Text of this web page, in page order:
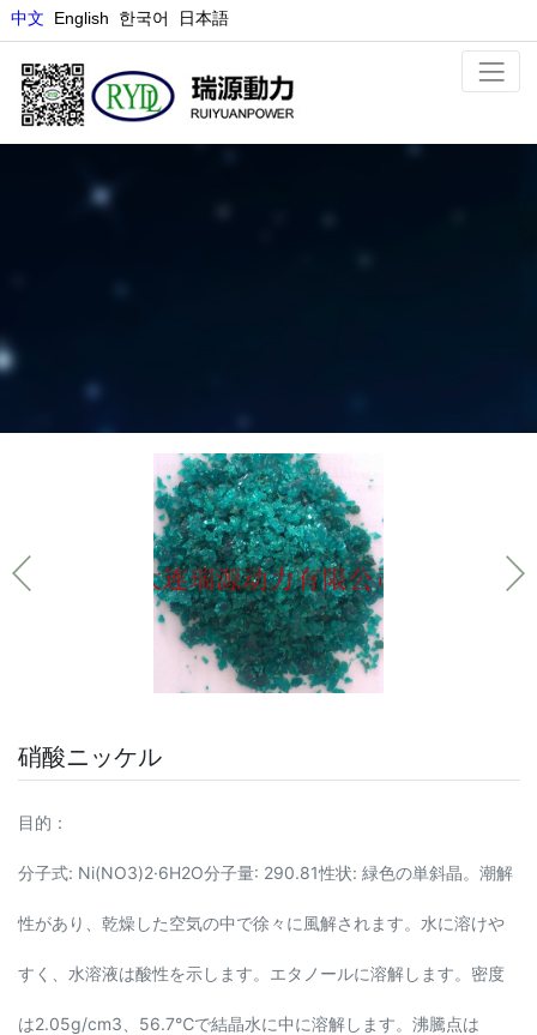
中文 English 한국어 日本語
ニッケル塩
硝酸ニッケル
目的：
分子式: Ni(NO3)2·6H2O分子量: 290.81性状: 緑色の単斜晶。潮解
性があり、乾燥した空気の中で徐々に風解されます。水に溶けや
すく、水溶液は酸性を示します。エタノールに溶解します。密度
は2.05g/cm3、56.7℃で結晶水に中に溶解します。沸騰点は